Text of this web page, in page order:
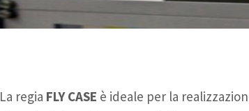
La regia FLY CASE è ideale per la